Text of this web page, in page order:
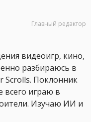
Главный редактор
видеоигр, кино,
разбираюсь в
Scrolls. Поклонник
всего играю в
Изучаю ИИ и